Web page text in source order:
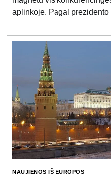
aplinkoje. Pagal prezidento
NAUJIENOS IŠ EUROPOS